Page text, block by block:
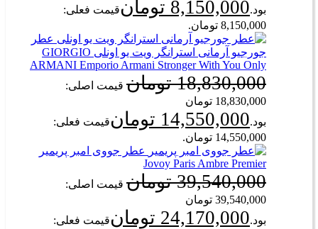
بود.8,150,000 تومانقیمت فعلی:
8,150,000 تومان.
عطر
جورجیو آرمانی استرانگر ویت یو اونلی GIORGIO
ARMANI Emporio Armani Stronger With You Only
18,830,000 تومان قیمت اصلی:
18,830,000 تومان
بود.14,550,000 تومانقیمت فعلی:
14,550,000 تومان.
عطر جووی امبر پریمیر
Jovoy Paris Ambre Premier
39,540,000 تومان قیمت اصلی:
39,540,000 تومان
بود.24,170,000 تومانقیمت فعلی: